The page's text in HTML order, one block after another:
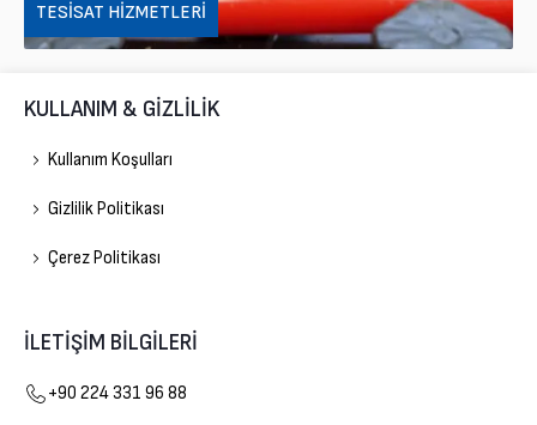
TESISAT HIZMETLERI
KULLANIM & GİZLİLİK
Kullanım Koşulları
Gizlilik Politikası
Çerez Politikası
İLETİŞİM BİLGİLERİ
+90 224 331 96 88
Gelişim Doğalgaz